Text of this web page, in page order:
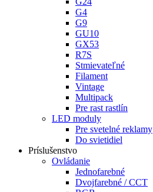
G4
G9
GU10
GX53
R7S
Stmievateľné
Filament
Vintage
Multipack
Pre rast rastlín
LED moduly
Pre svetelné reklamy
Do svietidiel
Príslušenstvo
Ovládanie
Jednofarebné
Dvojfarebné / CCT